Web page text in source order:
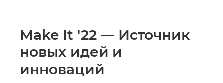
Make It '22 — Источник
новых идей и
инноваций